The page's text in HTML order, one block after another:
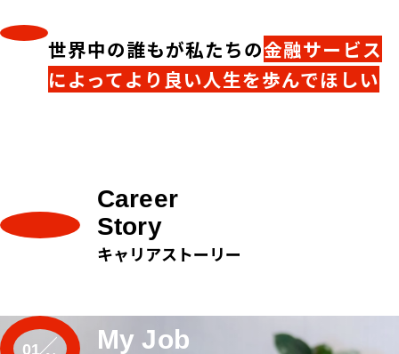
世界中の誰もが私たちの金融サービス
によってより良い人生を歩んでほしい
Career
Story
キャリアストーリー
01 My Job